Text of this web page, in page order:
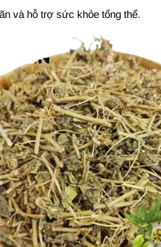
và hỗ trợ sức khỏe tổng thể.